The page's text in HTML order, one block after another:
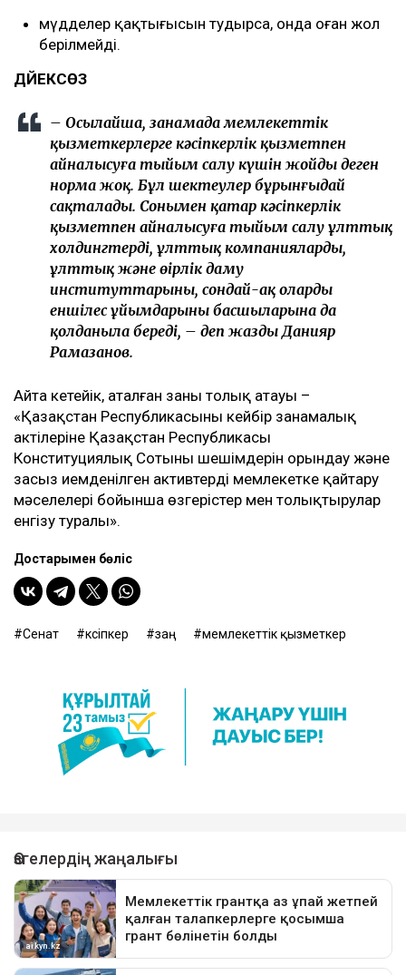
мүдделер қақтығысын тудырса, онда оған жол
берілмейді.
ДӘЙЕКСӨЗ
– Осылайша, заңнамада мемлекеттік
қызметкерлерге кәсіпкерлік қызметпен
айналысуға тыйым салу күшін жойды деген
норма жоқ. Бұл шектеулер бұрынғыдай
сақталады. Сонымен қатар кәсіпкерлік
қызметпен айналысуға тыйым салу ұлттық
холдингтердің, ұлттық компаниялардың,
ұлттық және өңірлік даму
институттарының, сондай-ақ олардың
еншілес ұйымдарының басшыларына да
қолданыла береді, – деп жазды Данияр
Рамазанов.
Айта кетейік, аталған заңның толық атауы –
«Қазақстан Республикасының кейбір заңнамалық
актілеріне Қазақстан Республикасы
Конституциялық Сотының шешімдерін орындау және
заңсыз иемденілген активтерді мемлекетке қайтару
мәселелері бойынша өзгерістер мен толықтырулар
енгізу туралы».
Достарыңмен бөліс
Сенат кәсіпкер заң мемлекеттік қызметкер